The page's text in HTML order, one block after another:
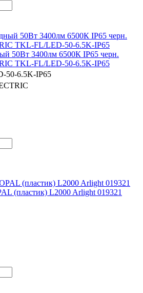
50Вт 3400лм 6500К IP65 черн.
TKL-FL/LED-50-6.5K-IP65
50-6.5K-IP65
(пластик) L2000 Arlight 019321